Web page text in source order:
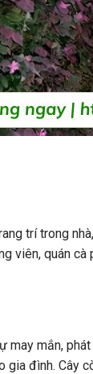
trí trong
viên, quán
mắn,
đình. Cây